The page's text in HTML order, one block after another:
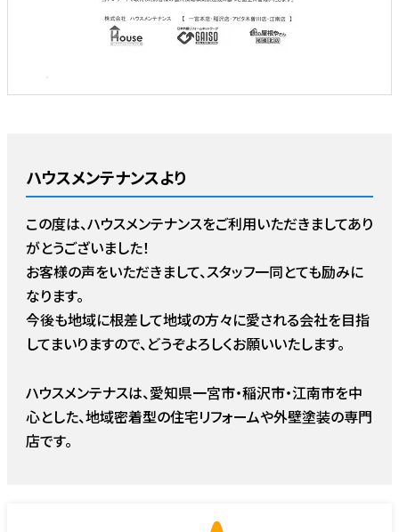
ハウスメンテナンスより
この度は、ハウスメンテナンスをご利用いただきましてあり
がとうございました！
お客様の声をいただきまして、スタッフ一同とても励みに
なります。
今後も地域に根差して地域の方々に愛される会社を目指
してまいりますので、どうぞよろしくお願いいたします。
ハウスメンテナスは、愛知県一宮市・稲沢市・江南市を中
心とした、地域密着型の住宅リフォームや外壁塗装の専門
店です。